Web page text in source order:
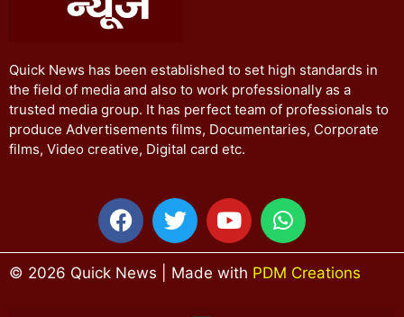
Quick News has been established to set high standards in
the field of media and also to work professionally as a
trusted media group. It has perfect team of professionals to
produce Advertisements films, Documentaries, Corporate
films, Video creative, Digital card etc.
© 2026 Quick News | Made with PDM Creations